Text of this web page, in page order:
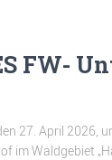
FW-
27. April 2026,
im Waldgebiet